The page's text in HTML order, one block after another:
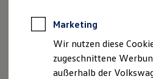
Anpfiff zum Gewinn
Elektroautos
ID. Tutorials
Marketing
Wir nutzen diese
zugeschnittene
außerhalb der